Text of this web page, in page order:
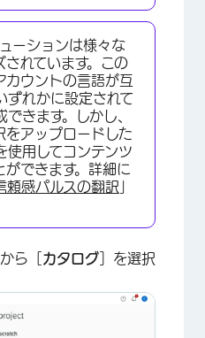
ーションは様々な
れています。この
カウントの言語が互
ずれかに設定されて
きます。しかし、
をアップロードした
用してコンテンツ
ができます。詳細に
頼感パルスの翻訳
ら［ カタログ ］を選択